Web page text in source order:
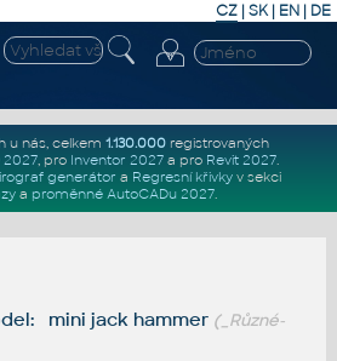
CZ | SK| EN | DE
u nás, celkem 1.130.000registrovaných
2027, pro Inventor 2027a pro Revit 2027.
generátor a Regresní křivkyv sekci
a proměnné AutoCADu 2027.
mini jack hammer (_Různé-